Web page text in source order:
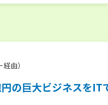
由）
の巨大ビジネスをIT